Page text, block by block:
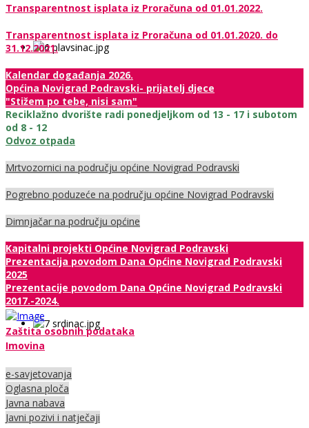
Transparentnost isplata iz Proračuna od 01.01.2022.
Transparentnost isplata iz Proračuna od 01.01.2020. do
31.12.2021.
Kalendar događanja 2026.
Općina Novigrad Podravski- prijatelj djece
"Stižem po tebe, nisi sam"
Reciklažno dvorište radi ponedjeljkom od 13 - 17 i subotom
od 8 - 12
Odvoz otpada
Mrtvozornici na području općine Novigrad Podravski
Pogrebno poduzeće na području općine Novigrad Podravski
Dimnjačar na području općine
Kapitalni projekti Općine Novigrad Podravski
Prezentacija povodom Dana Općine Novigrad Podravski
2025
Prezentacije povodom Dana Općine Novigrad Podravski
2017.-2024.
Zaštita osobnih podataka
Imovina
e-savjetovanja
Oglasna ploča
Javna nabava
Javni pozivi i natječaji